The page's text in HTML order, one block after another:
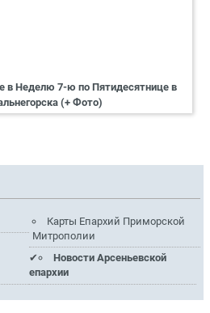
в Неделю 7-ю по Пятидесятнице в
(+ Фото)
Карты Епархий Приморской
Митрополии
Новости Арсеньевской
епархии